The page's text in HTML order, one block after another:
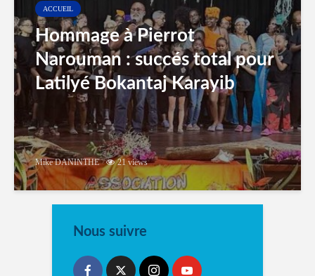
ACCUEIL
Hommage à Pierrot
Narouman : succés total pour
Latilyé Bokantaj Karayib
Mike DANINTHE 21 views
Nous suivre